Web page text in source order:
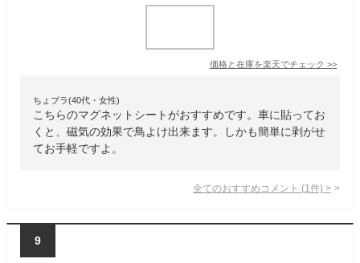
価格と在庫を楽天でチェック >>
ちょプラ(40代・女性)
こちらのマグネットシートがおすすめです。車に貼ってお
くと、磁気の効果で鳥よけ出来ます。しかも簡単に剥がせ
てお手軽ですよ。
全てのおすすめコメント (1 件) >
9